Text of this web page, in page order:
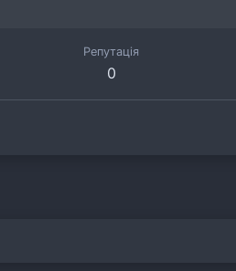
Репутація
0